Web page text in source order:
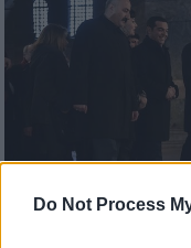
Do Not Process